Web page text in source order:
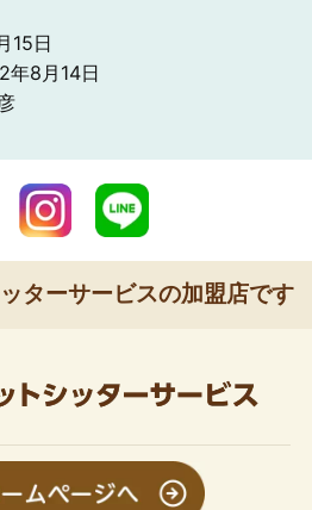
15日
8月14日
ターサービスの加盟店です